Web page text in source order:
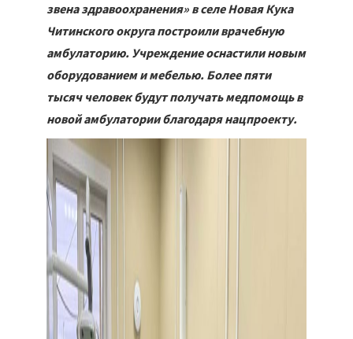
звена здравоохранения» в селе Новая Кука
Читинского округа построили врачебную
амбулаторию. Учреждение оснастили новым
оборудованием и мебелью. Более пяти
тысяч человек будут получать медпомощь в
новой амбулатории благодаря нацпроекту.